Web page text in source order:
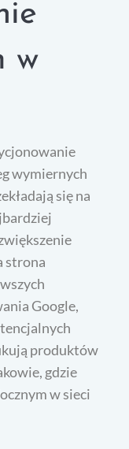
w
wymiernych
się na
strona
Google,
produktów
gdzie
w sieci